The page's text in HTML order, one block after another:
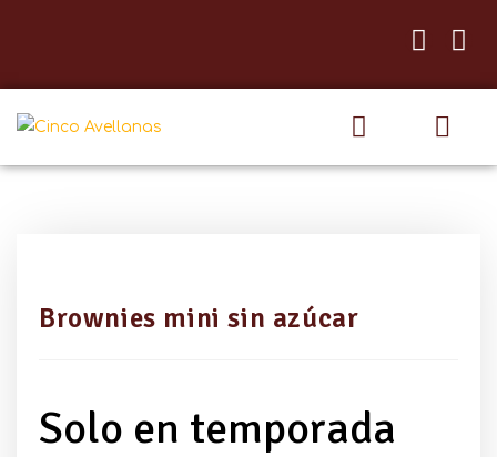
Brownies mini sin azúcar
Solo en temporada